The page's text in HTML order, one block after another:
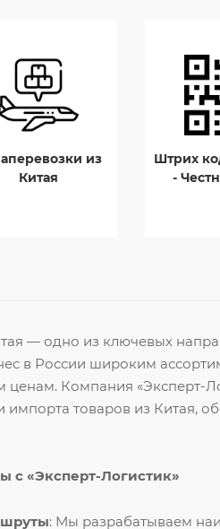
из
Китая
Штрих
-
— одно из ключевых
в России широким
ценам. Компания «Эксперт-
импорта товаров из Китая,
с «Эксперт-Логистик»
: Мы разрабатываем